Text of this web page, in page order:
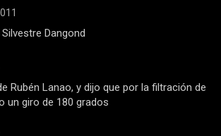
Dangond
Rubén Lanao, y dijo que por la filtración de
un giro de 180 grados